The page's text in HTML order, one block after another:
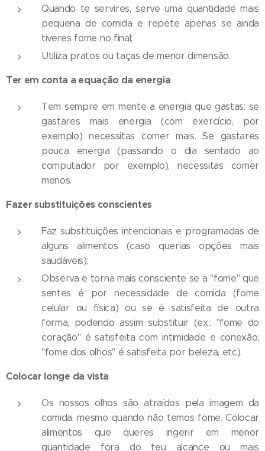
Quando te servires, serve uma quantidade mais
pequena de comida e repete apenas se ainda
tiveres fome no final;
Utiliza pratos ou taças de menor dimensão.
Ter em conta a equação da energia
Tem sempre em mente a energia que gastas: se
gastares mais energia (com exercício, por
exemplo) necessitas comer mais. Se gastares
pouca energia (passando o dia sentado ao
computador por exemplo), necessitas comer
menos.
Fazer substituições conscientes
Faz substituições intencionais e programadas de
alguns alimentos (caso querias opções mais
saudáveis);
Observa e torna mais consciente se a "fome" que
sentes é por necessidade de comida (fome
celular ou física) ou se é satisfeita de outra
forma, podendo assim substituir (ex.: "fome do
coração" é satisfeita com intimidade e conexão;
"fome dos olhos" é satisfeita por beleza, etc).
Colocar longe da vista
Os nossos olhos são atraídos pela imagem da
comida, mesmo quando não temos fome. Colocar
alimentos que queres ingerir em menor
quantidade fora do teu alcance ou mais